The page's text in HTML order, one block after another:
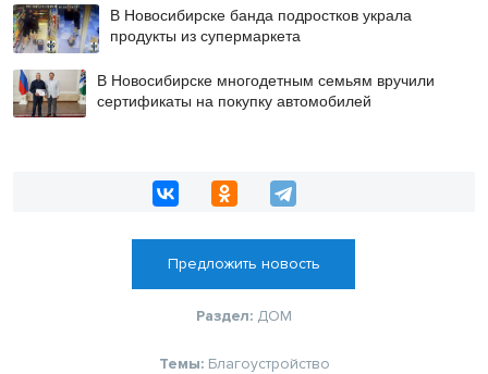
В Новосибирске банда подростков украла
продукты из супермаркета
В Новосибирске многодетным семьям вручили
сертификаты на покупку автомобилей
Предложить новость
Раздел: ДОМ
Темы: Благоустройство